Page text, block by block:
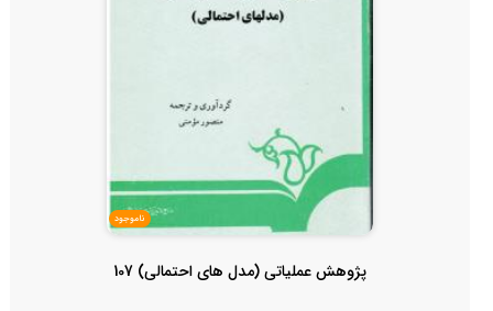
ناموجود
پژوهش عملیاتی (مدل های احتمالی) 107